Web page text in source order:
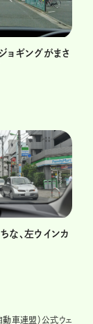
ョギングがまさ
な、左ウインカ
動車連盟）公式ウェ